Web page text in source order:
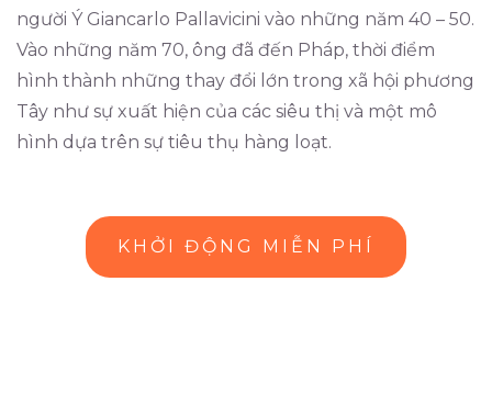
người Ý Giancarlo Pallavicini vào những năm 40 – 50.
Vào những năm 70, ông đã đến Pháp, thời điểm
hình thành những thay đổi lớn trong xã hội phương
Tây như sự xuất hiện của các siêu thị và một mô
hình dựa trên sự tiêu thụ hàng loạt.
KHỞI ĐỘNG MIỄN PHÍ